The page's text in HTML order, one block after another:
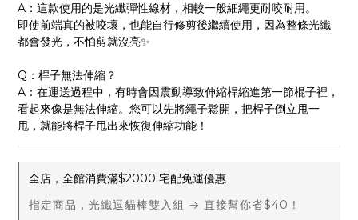
A：這款使用的是光纖彈性線材，相較一般細繩更耐咬耐用。
即使前端真的被咬壞，也能自行修剪後繼續使用，因為整條光纖
都會發光，不怕剪就沒亮✨
Q：桿子無法伸縮？
A：在運送過程中，有時會因震動導致伸縮桿縮進第一節棍子裡，
看起來像是無法伸縮。您可以先將繩子鬆開，把桿子倒立甩一
甩，就能將桿子甩出來恢復伸縮功能！
全店，全館消費滿$2000 宅配免運優惠
指定商品，光纖逗貓棒雙入組 → 直接幫你省$40！